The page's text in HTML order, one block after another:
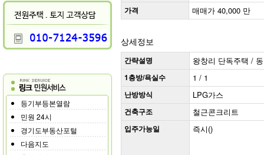
등기부등본열람
민원 24시
경기도부동산포털
다음지도
가격 매매가 40,000 만
상세정보
간략설명 왕창리 단독주택 /
1층방/욕실수 1 / 1
난방방식 LPG가스
건축구조 철근콘크리트
입주가능일 즉시()